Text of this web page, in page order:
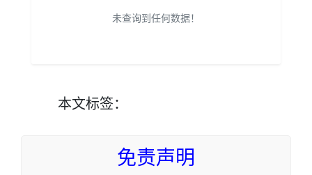
未查询到任何数据！
本文标签：
免责声明